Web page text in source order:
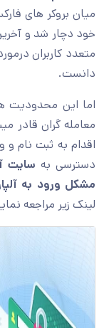
میان بروکر های
خود دچار شد و
متعدد کاربران
دانست.
اما این محدودیت
معامله گران قادر
اقدام به ثبت نام و
دسترسی به سایت
مشکل ورود به
لینک زیر مراجعه